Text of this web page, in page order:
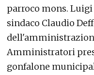
parroco mons.
sindaco Claudio
Amministratori
gonfalone